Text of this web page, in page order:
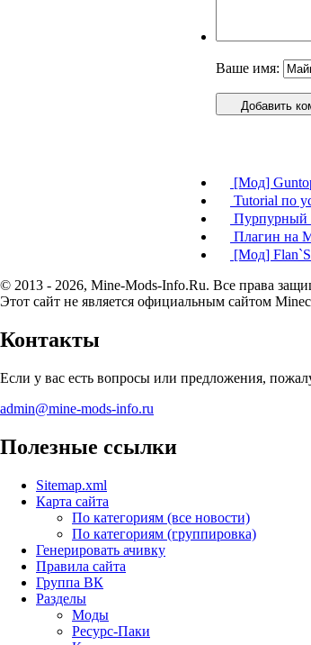
Ваше имя:
Добавить
[Мод]
Tutorial по
Пурпурный
Плагин на
[Мод]
© 2013 - 2026, Mine-Mods-Info.Ru. Все права
Этот сайт не является официальным сайтом
Контакты
Если у вас есть вопросы или предложения,
admin@mine-mods-info.ru
Полезные ссылки
Sitemap.xml
Карта сайта
По категориям (все новости)
По категориям (группировка)
Генерировать ачивку
Правила сайта
Группа ВК
Разделы
Моды
Ресурс-Паки